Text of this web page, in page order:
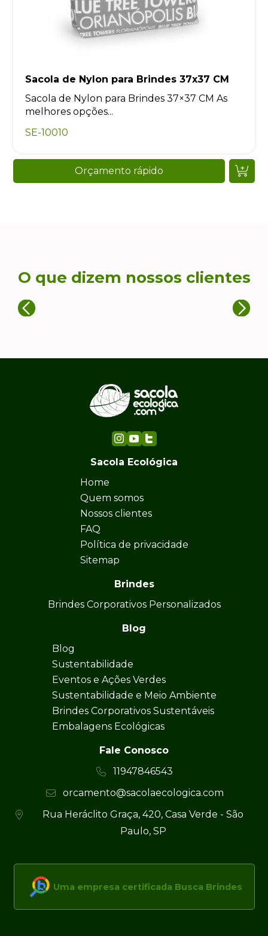
Sacola de Nylon para Brindes 37x37 CM
Sacola de Nylon para Brindes 37×37 CM As
melhores opções...
SE-10010
Orçamento rápido
O que dizem nossos clientes
Sacola Ecológica
Home
Quem somos
Nossos clientes
FAQ
Política de privacidade
Sitemap
Brindes
Brindes Corporativos Personalizados
Blog
Blog
Sustentabilidade
Eventos e Ações Verdes
Sustentabilidade e Meio Ambiente
Brindes Corporativos Sustentáveis
Embalagens Ecológicas
Fale Conosco
11947846543
orcamento@sacolaecologica.com
Rua Heráclito Graça, 420, Casa Verde - São
Paulo, SP
Uma empresa certificada Busca Brindes